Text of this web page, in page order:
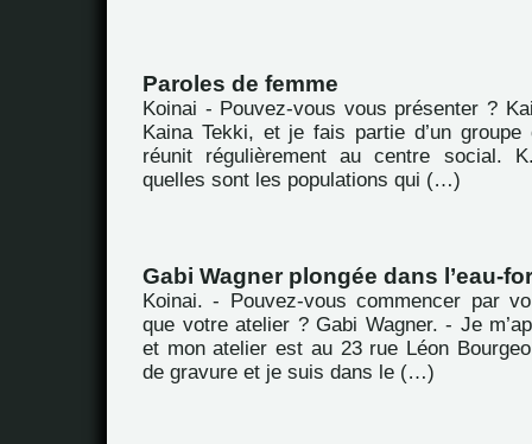
Paroles de femme
Koinai - Pouvez-vous vous présenter ?
Kaina Tekki, et je fais partie d’un
réunit régulièrement au centre social.
quelles sont les populations qui (…)
Gabi Wagner plongée dans l’eau-
Koinai. - Pouvez-vous commencer par
que votre atelier ? Gabi Wagner. - Je
et mon atelier est au 23 rue Léon
de gravure et je suis dans le (…)